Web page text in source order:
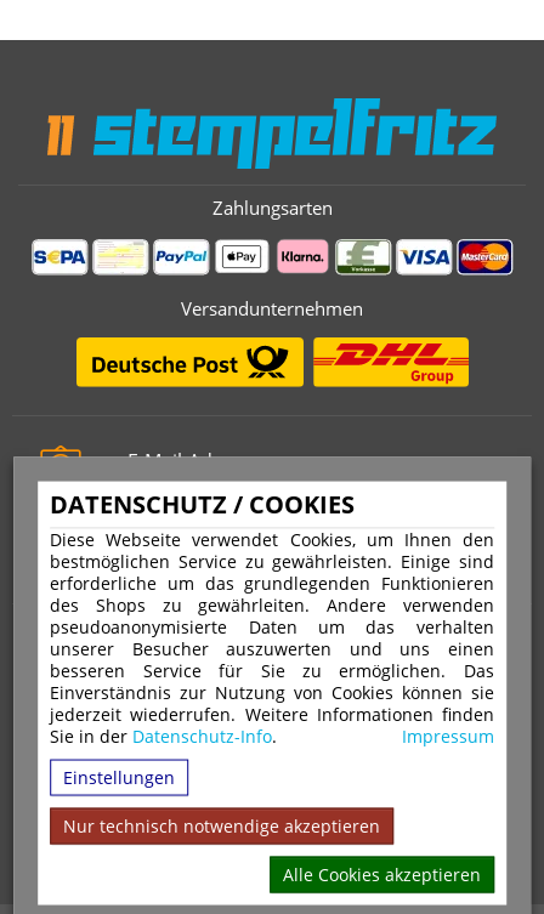
DATENSCHUTZ / COOKIES
Diese Webseite verwendet Cookies, um Ihnen den
bestmöglichen Service zu gewährleisten. Einige sind
erforderliche um das grundlegenden Funktionieren
des Shops zu gewährleiten. Andere verwenden
pseudoanonymisierte Daten um das verhalten
unserer Besucher auszuwerten und uns einen
besseren Service für Sie zu ermöglichen. Das
Einverständnis zur Nutzung von Cookies können sie
jederzeit wiederrufen. Weitere Informationen finden
Sie in der Datenschutz-Info.
Impressum
Einstellungen
Nur technisch notwendige akzeptieren
Alle Cookies akzeptieren
Zahlungsarten
Versandunternehmen
E-Mail-Adresse
info@stempelfritz.de
Telefon
0221 677 812 08
Über uns
VERTRAG WIDERRUFEN
IMPRESSUM
DATENSCHUTZ
WIDERRUFSRECHT
AGB
VERSAND & ZAHLUNGSARTEN
WARENKORB
MAGAZIN